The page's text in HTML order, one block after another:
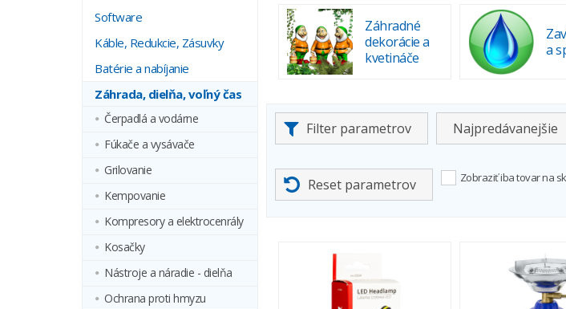
Software
Káble, Redukcie, Zásuvky
Batérie a nabíjanie
Záhrada, dielňa, voľný čas
Čerpadlá a vodárne
Fúkače a vysávače
Grilovanie
Kempovanie
Kompresory a elektrocenrály
Kosačky
Nástroje a náradie - dielňa
Ochrana proti hmyzu
Záhradné
dekorácie a
kvetináče
a
Filter parametrov Najpredávanejšie
Reset parametrov Zobraziť iba tovar na